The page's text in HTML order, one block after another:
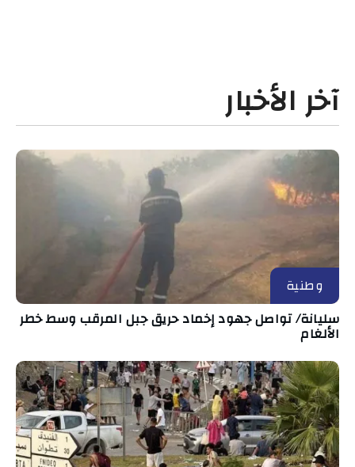
آخر الأخبار
وطنية
سليانة/ تواصل جهود إخماد حريق جبل المرقب وسط خطر
الألغام